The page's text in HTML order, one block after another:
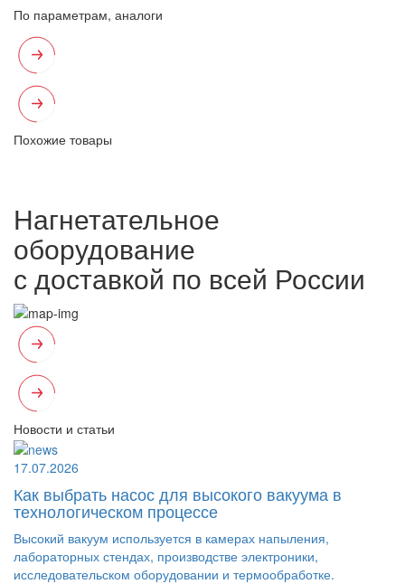
По параметрам, аналоги
Похожие товары
Нагнетательное
оборудование
с доставкой по всей России
Новости и статьи
17.07.2026
Как выбрать насос для высокого вакуума в
технологическом процессе
Высокий вакуум используется в камерах напыления,
лабораторных стендах, производстве электроники,
исследовательском оборудовании и термообработке.